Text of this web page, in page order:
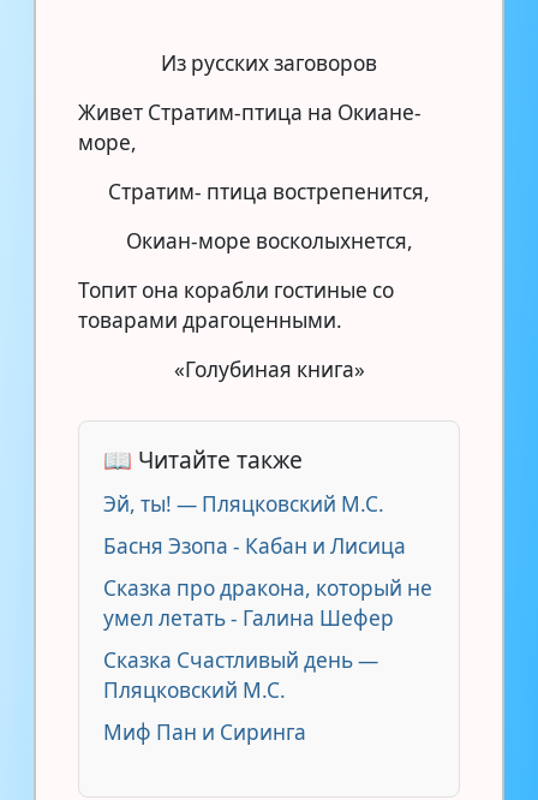
Из русских заговоров
Живет Стратим-птица на Окиане-
море,
Стратим- птица вострепенится,
Окиан-море восколыхнется,
Топит она корабли гостиные со
товарами драгоценными.
«Голубиная книга»
📖 Читайте также
Эй, ты! — Пляцковский М.С.
Басня Эзопа - Кабан и Лисица
Сказка про дракона, который не
умел летать - Галина Шефер
Сказка Счастливый день —
Пляцковский М.С.
Миф Пан и Сиринга